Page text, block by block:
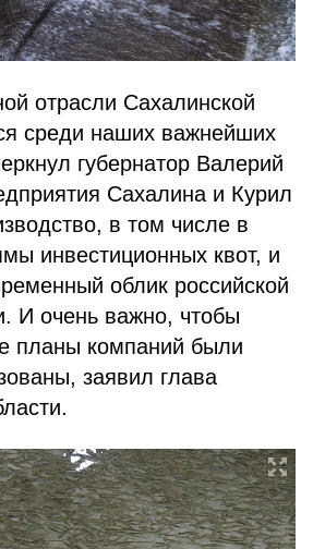
отрасли Сахалинской
среди наших важнейших
губернатор Валерий
Сахалина и Курил
в том числе в
инвестиционных квот, и
облик российской
И очень важно, чтобы
планы компаний были
заявил глава